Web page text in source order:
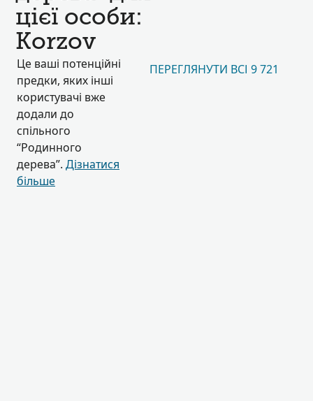
цієї особи:
Korzov
Це ваші потенційні
предки, яких інші
користувачі вже
додали до
спільного
“Родинного
дерева”. Дізнатися
більше
ПЕРЕГЛЯНУТИ ВСІ 9 721